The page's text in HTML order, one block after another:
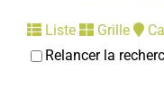
Liste Grille
Relancer la